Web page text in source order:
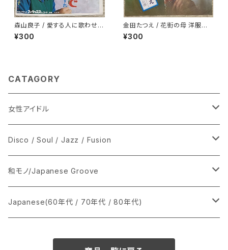
森山良子 / 愛する人に歌わせな
いで
¥300
金田たつえ / 花街の母 洋服ジャ
ケ
¥300
CATAGORY
女性アイドル
シングル盤
あ行
か行
LP
CD
Disco / Soul / Jazz / Fusion
シングル盤
A
12インチ・シングル
和モノ/Japanese Groove
シングル盤
Japanese(60年代 / 70年代 / 80年代)